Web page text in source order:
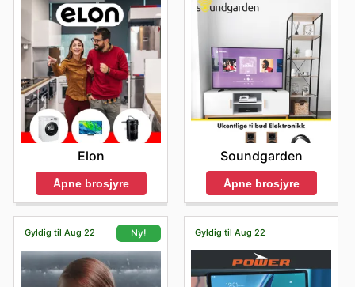
Elon
Åpne brosjyre
Soundgarden
Åpne brosjyre
Gyldig til Aug 22 Ny! Gyldig til Aug 22